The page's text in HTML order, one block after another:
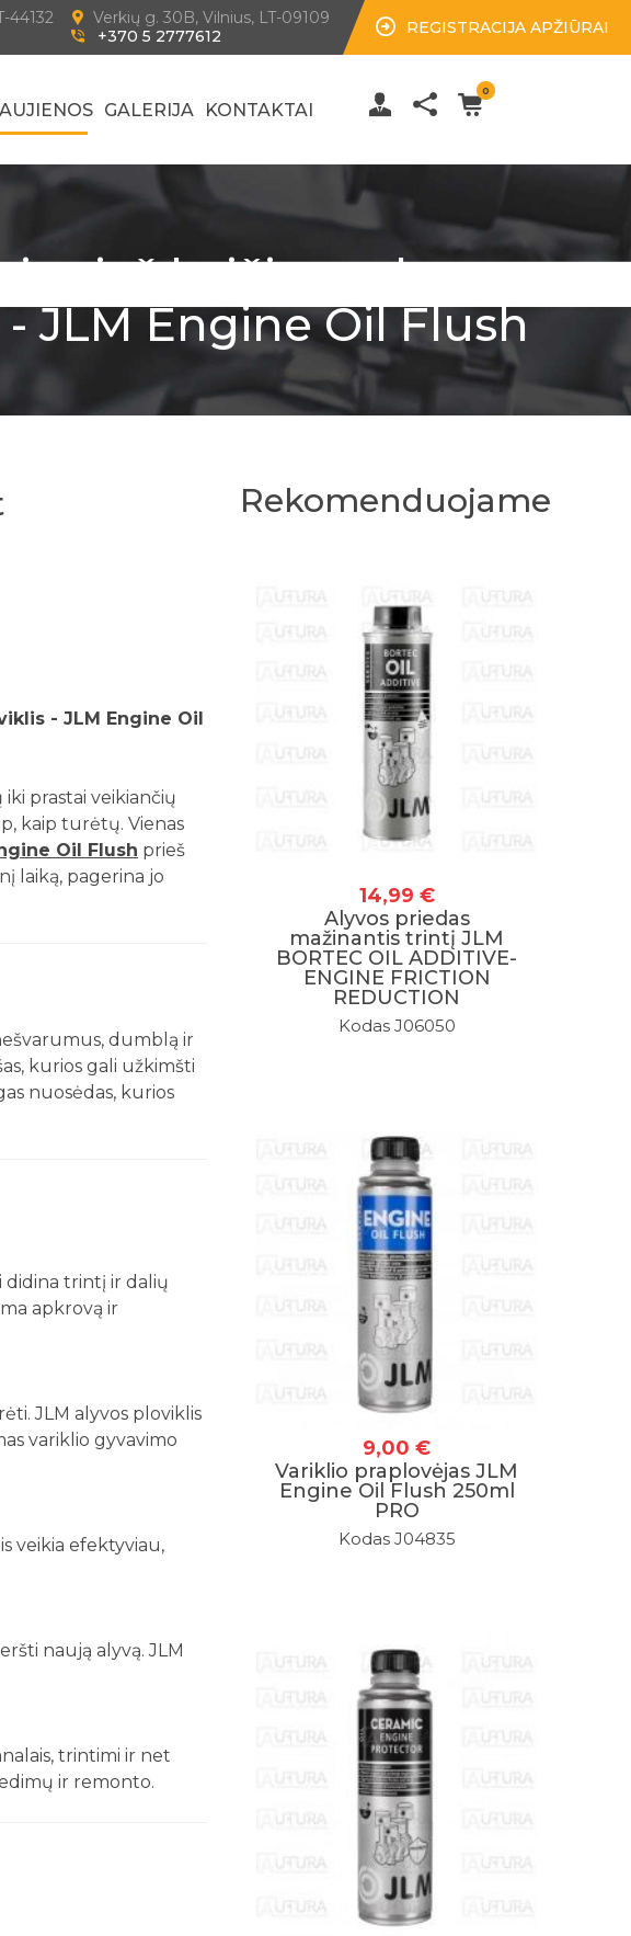
REGISTRACIJA APŽIŪRAI
44132
Verkių g. 30B, Vilnius, LT-09109
+370 5 2777612
GALERIJA KONTAKTAI
0
prieš keičiant alyvą
JLM Engine Oil Flush
- JLM Engine Oil
prastai veikiančių
kaip turėtų. Vienas
Oil Flush prieš
laiką, pagerina jo
dumblą ir
kurios gali užkimšti
nuosėdas, kurios
didina trintį ir dalių
apkrovą ir
JLM alyvos ploviklis
variklio gyvavimo
veikia efektyviau,
naują alyvą. JLM
trintimi ir net
ir remonto.
Rekomenduojame
14,99 €
Alyvos priedas
mažinantis trintį JLM
BORTEC OIL ADDITIVE-
ENGINE FRICTION
REDUCTION
Kodas J06050
9,00 €
Variklio praplovėjas JLM
Engine Oil Flush 250ml
PRO
Kodas J04835